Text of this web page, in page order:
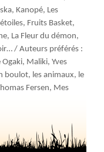
Kanopé, Les
Fruits Basket,
La Fleur du démon,
/ Auteurs préférés :
Maliki, Yves
boulot, les animaux, le
Fersen, Mes